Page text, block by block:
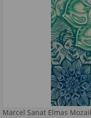
Marcel Sanat Elmas